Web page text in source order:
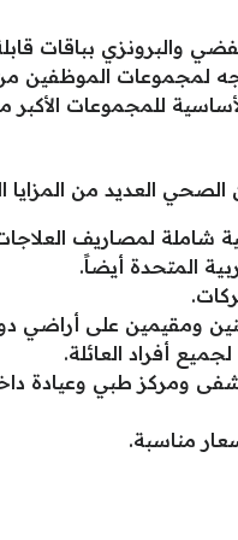
والبرونزي بباقات
الموظفين من 11 حتى 150
الأكبر من 10
العديد من المزايا
لمصاريف
المتحدة أيضاً.
ومقيمين على أراضي
أفراد العائلة.
مناسبة.